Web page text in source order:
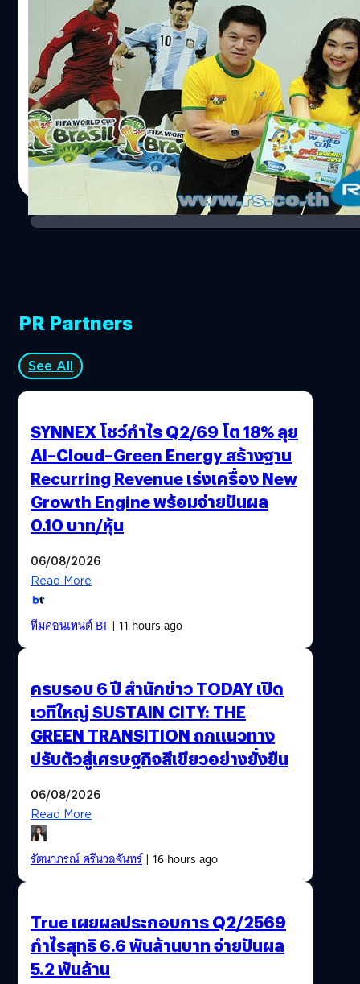
RS รุกหนักวงการกีฬา เปิดตัว “กล่องบอล
โลก” เชียร์จุใจครบ 64 แมตช์
เหลืออีกไม่กี่เดือน มหกรรมการแข่งขันฟุตบอลโลก 2014
(World Cup 2014) ครั้งที่ 20 จัดขึ้น ณ ประเทศบราซิล ก็จะ
เริ่มขึ้นแล้ว คอบอลคงต้องเตรียมหาช่องทางเพื่อที่จะได้เชียร์
ทีมที่ตัวเองรักกันได้แล้ว
DHANES KAEWMANEE| 4529 days ago
PR Partners
See All
SYNNEX โชว์กำไร Q2/69 โต 18% ลุย
AI–Cloud–Green Energy สร้างฐาน
Recurring Revenue เร่งเครื่อง New
Growth Engine พร้อมจ่ายปันผล
0.10 บาท/หุ้น
06/08/2026
Read More
ทีมคอนเทนต์ BT| 11 hours ago
ครบรอบ 6 ปี สำนักข่าว TODAY เปิด
เวทีใหญ่ SUSTAIN CITY: THE
GREEN TRANSITION ถกแนวทาง
ปรับตัวสู่เศรษฐกิจสีเขียวอย่างยั่งยืน
06/08/2026
Read More
รัตนาภรณ์ ศรีนวลจันทร์| 16 hours ago
True เผยผลประกอบการ Q2/2569
กำไรสุทธิ 6.6 พันล้านบาท จ่ายปันผล
5.2 พันล้าน